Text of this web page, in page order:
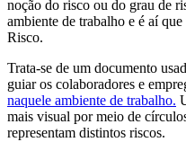
noção do risco ou do grau de
ambiente de trabalho e é aí
Risco.
Trata-se de um documento
guiar os colaboradores e
naquele ambiente de trabalho.
mais visual por meio de
representam distintos riscos.